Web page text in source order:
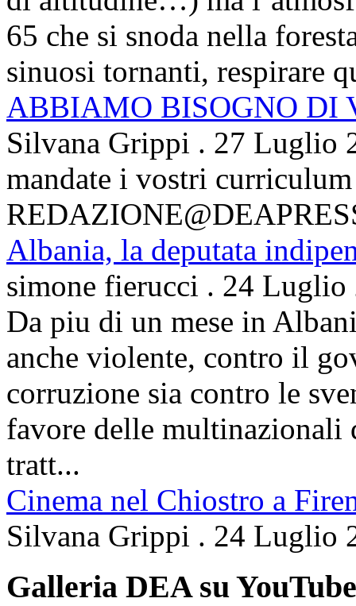
65 che si snoda nella
sinuosi tornanti, respirare
ABBIAMO BISOGNO DI
Silvana Grippi . 27 Luglio
mandate i vostri
Albania, la deputata
simone fierucci . 24 Luglio
Da piu di un mese in
anche violente, contro il
corruzione sia contro le
favore delle multinazionali
tratt...
Cinema nel Chiostro a
Silvana Grippi . 24 Luglio
Galleria DEA su YouTube